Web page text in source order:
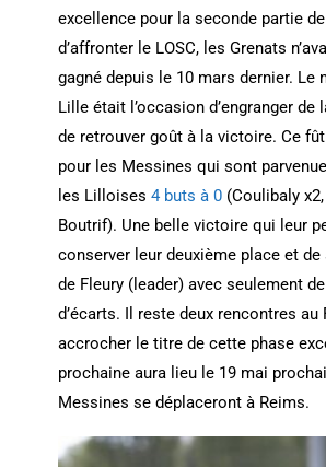
excellence pour la seconde partie
d’affronter le LOSC, les Grenats
gagné depuis le 10 mars dernier. Le
Lille était l’occasion d’engranger de
de retrouver goût à la victoire. Ce
pour les Messines qui sont
les Lilloises 4 buts à 0(Coulibaly
Boutrif). Une belle victoire qui leur
conserver leur deuxième place et de
de Fleury (leader) avec seulement
d’écarts. Il reste deux rencontres au
accrocher le titre de cette phase
prochaine aura lieu le 19 mai
Messines se déplaceront à Reims.